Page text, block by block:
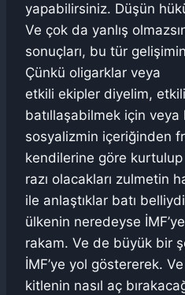
yapabilirsiniz. Düşün
Ve çok da yanlış
sonuçları, bu tür
Çünkü oligarklar veya
etkili ekipler diyelim,
batıllaşabilmek için veya
sosyalizmin içeriğinden
kendilerine göre
razı olacakları zulmetin
ile anlaştıklar batı
ülkenin neredeyse
rakam. Ve de büyük bir
İMF’ye yol göstererek.
kitlenin nasıl aç